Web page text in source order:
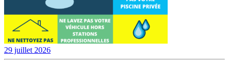
29 juillet 2026